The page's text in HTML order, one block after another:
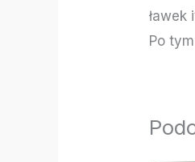
ławek
Po